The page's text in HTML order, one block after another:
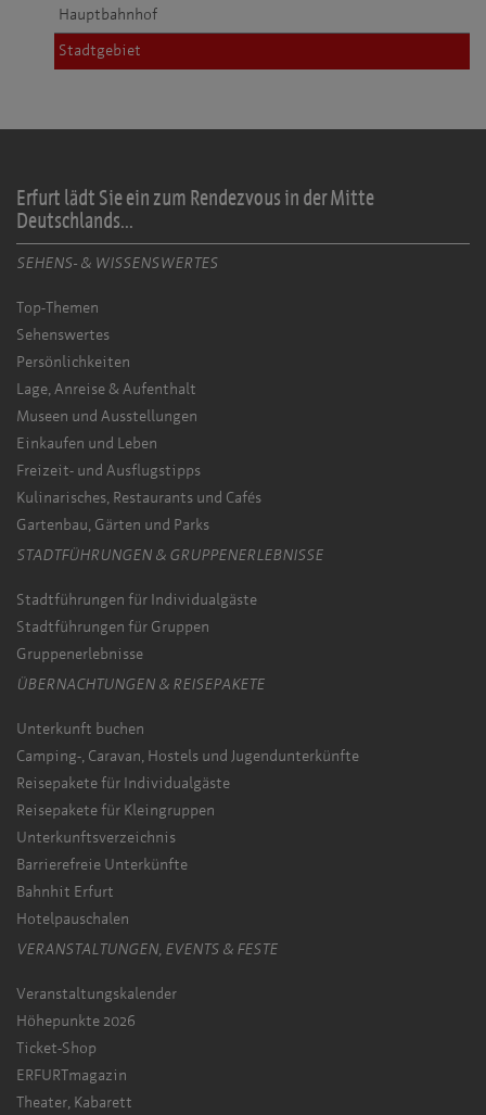
Hauptbahnhof
Stadtgebiet
Erfurt lädt Sie ein zum Rendezvous in der Mitte
Deutschlands...
SEHENS- & WISSENSWERTES
Top-Themen
Sehenswertes
Persönlichkeiten
Lage, Anreise & Aufenthalt
Museen und Ausstellungen
Einkaufen und Leben
Freizeit- und Ausflugstipps
Kulinarisches, Restaurants und Cafés
Gartenbau, Gärten und Parks
STADTFÜHRUNGEN & GRUPPENERLEBNISSE
Stadtführungen für Individualgäste
Stadtführungen für Gruppen
Gruppenerlebnisse
ÜBERNACHTUNGEN & REISEPAKETE
Unterkunft buchen
Camping-, Caravan, Hostels und Jugendunterkünfte
Reisepakete für Individualgäste
Reisepakete für Kleingruppen
Unterkunftsverzeichnis
Barrierefreie Unterkünfte
Bahnhit Erfurt
Hotelpauschalen
VERANSTALTUNGEN, EVENTS & FESTE
Veranstaltungskalender
Höhepunkte 2026
Ticket-Shop
ERFURTmagazin
Theater, Kabarett